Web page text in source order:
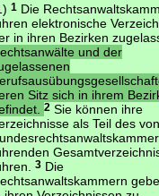
1 Die
elektronische
in ihren Bezirken
und der
Sitz sich in ihrem
2 Sie können ihre
als Teil des
3 Die